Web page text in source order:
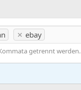
ebay
getrennt werden.